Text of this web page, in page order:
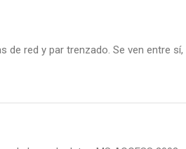
de red y par trenzado. Se ven entre